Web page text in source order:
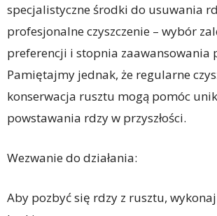
specjalistyczne środki do usuwania
profesjonalne czyszczenie – wybór
preferencji i stopnia zaawansowania
Pamiętajmy jednak, że regularne
konserwacja rusztu mogą pomóc
powstawania rdzy w przyszłości.
Wezwanie do działania:
Aby pozbyć się rdzy z rusztu,